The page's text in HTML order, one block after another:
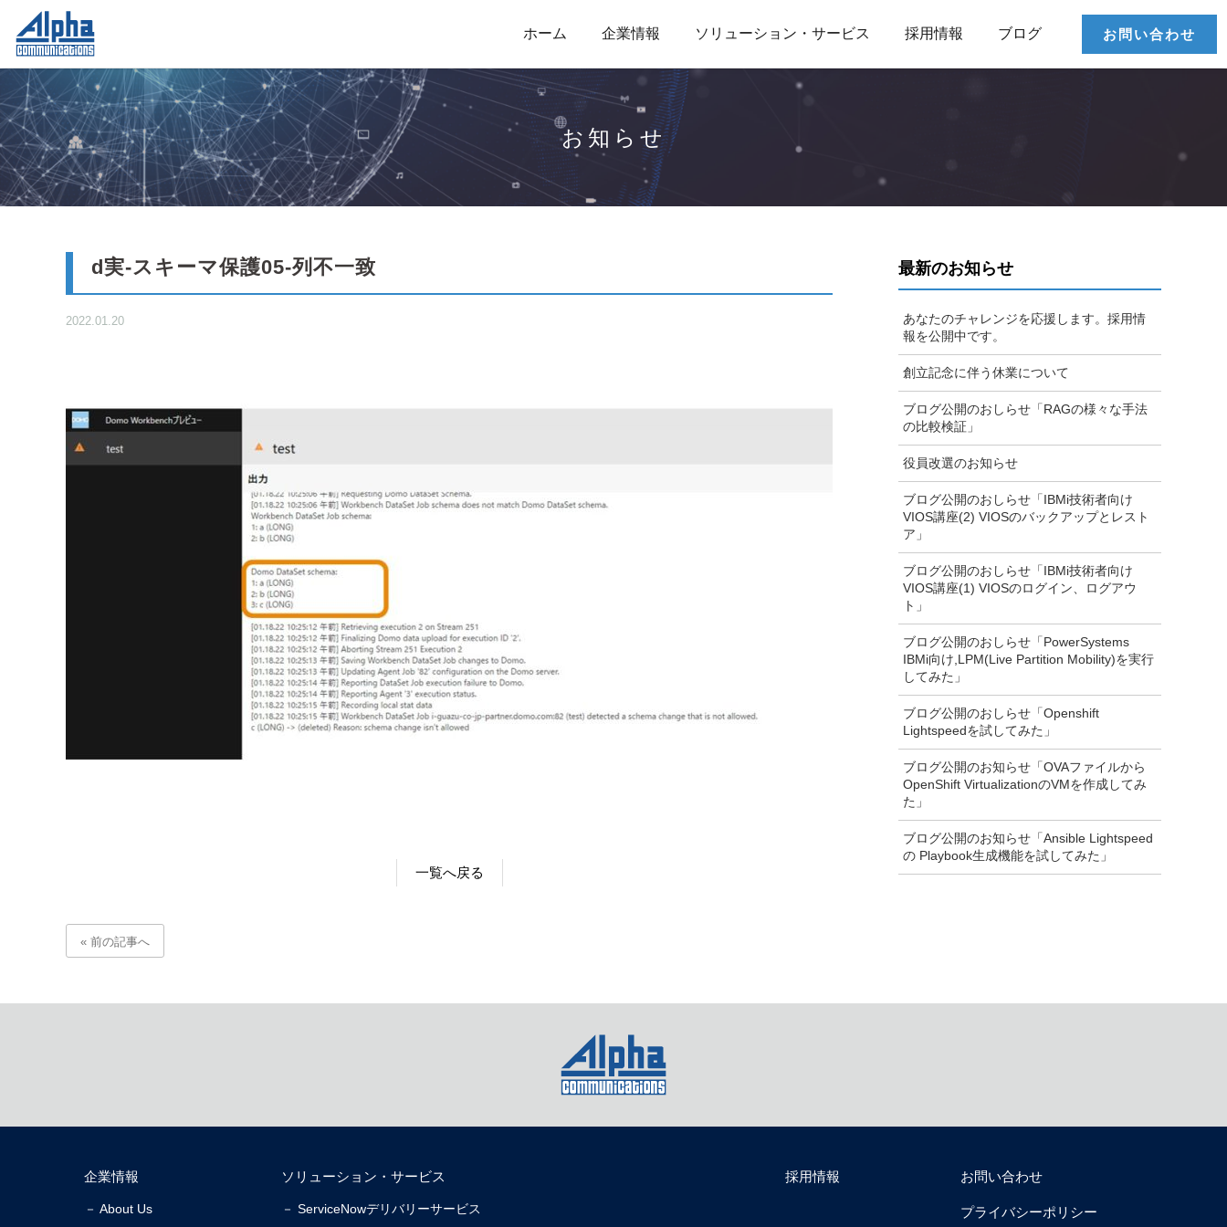
ホーム 企業情報 ソリューション・サービス 採用情報 ブログ お問い合わせ
お知らせ
d実-スキーマ保護05-列不一致
2022.01.20
一覧へ戻る
« 前の記事へ
最新のお知らせ
あなたのチャレンジを応援します。採用情
報を公開中です。
創立記念に伴う休業について
ブログ公開のおしらせ「RAGの様々な手法
の比較検証」
役員改選のお知らせ
ブログ公開のおしらせ「IBMi技術者向け
VIOS講座(2) VIOSのバックアップとレスト
ア」
ブログ公開のおしらせ「IBMi技術者向け
VIOS講座(1) VIOSのログイン、ログアウ
ト」
ブログ公開のおしらせ「PowerSystems
IBMi向け,LPM(Live Partition Mobility)を実行
してみた」
ブログ公開のおしらせ「Openshift
Lightspeedを試してみた」
ブログ公開のお知らせ「OVAファイルから
OpenShift VirtualizationのVMを作成してみ
た」
ブログ公開のお知らせ「Ansible Lightspeed
の Playbook生成機能を試してみた」
企業情報
－ About Us
ソリューション・サービス
－ ServiceNowデリバリーサービス
採用情報 お問い合わせ
プライバシーポリシー